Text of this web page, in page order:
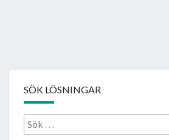
SÖK LÖSNINGAR
Sök
efter: